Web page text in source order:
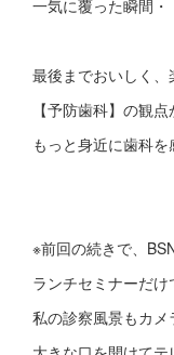
一気に覆った瞬間・
最後までおいしく
【予防歯科】の観点
もっと身近に歯科を
※前回の続きで、
ランチセミナーだけ
私の診察風景もカ